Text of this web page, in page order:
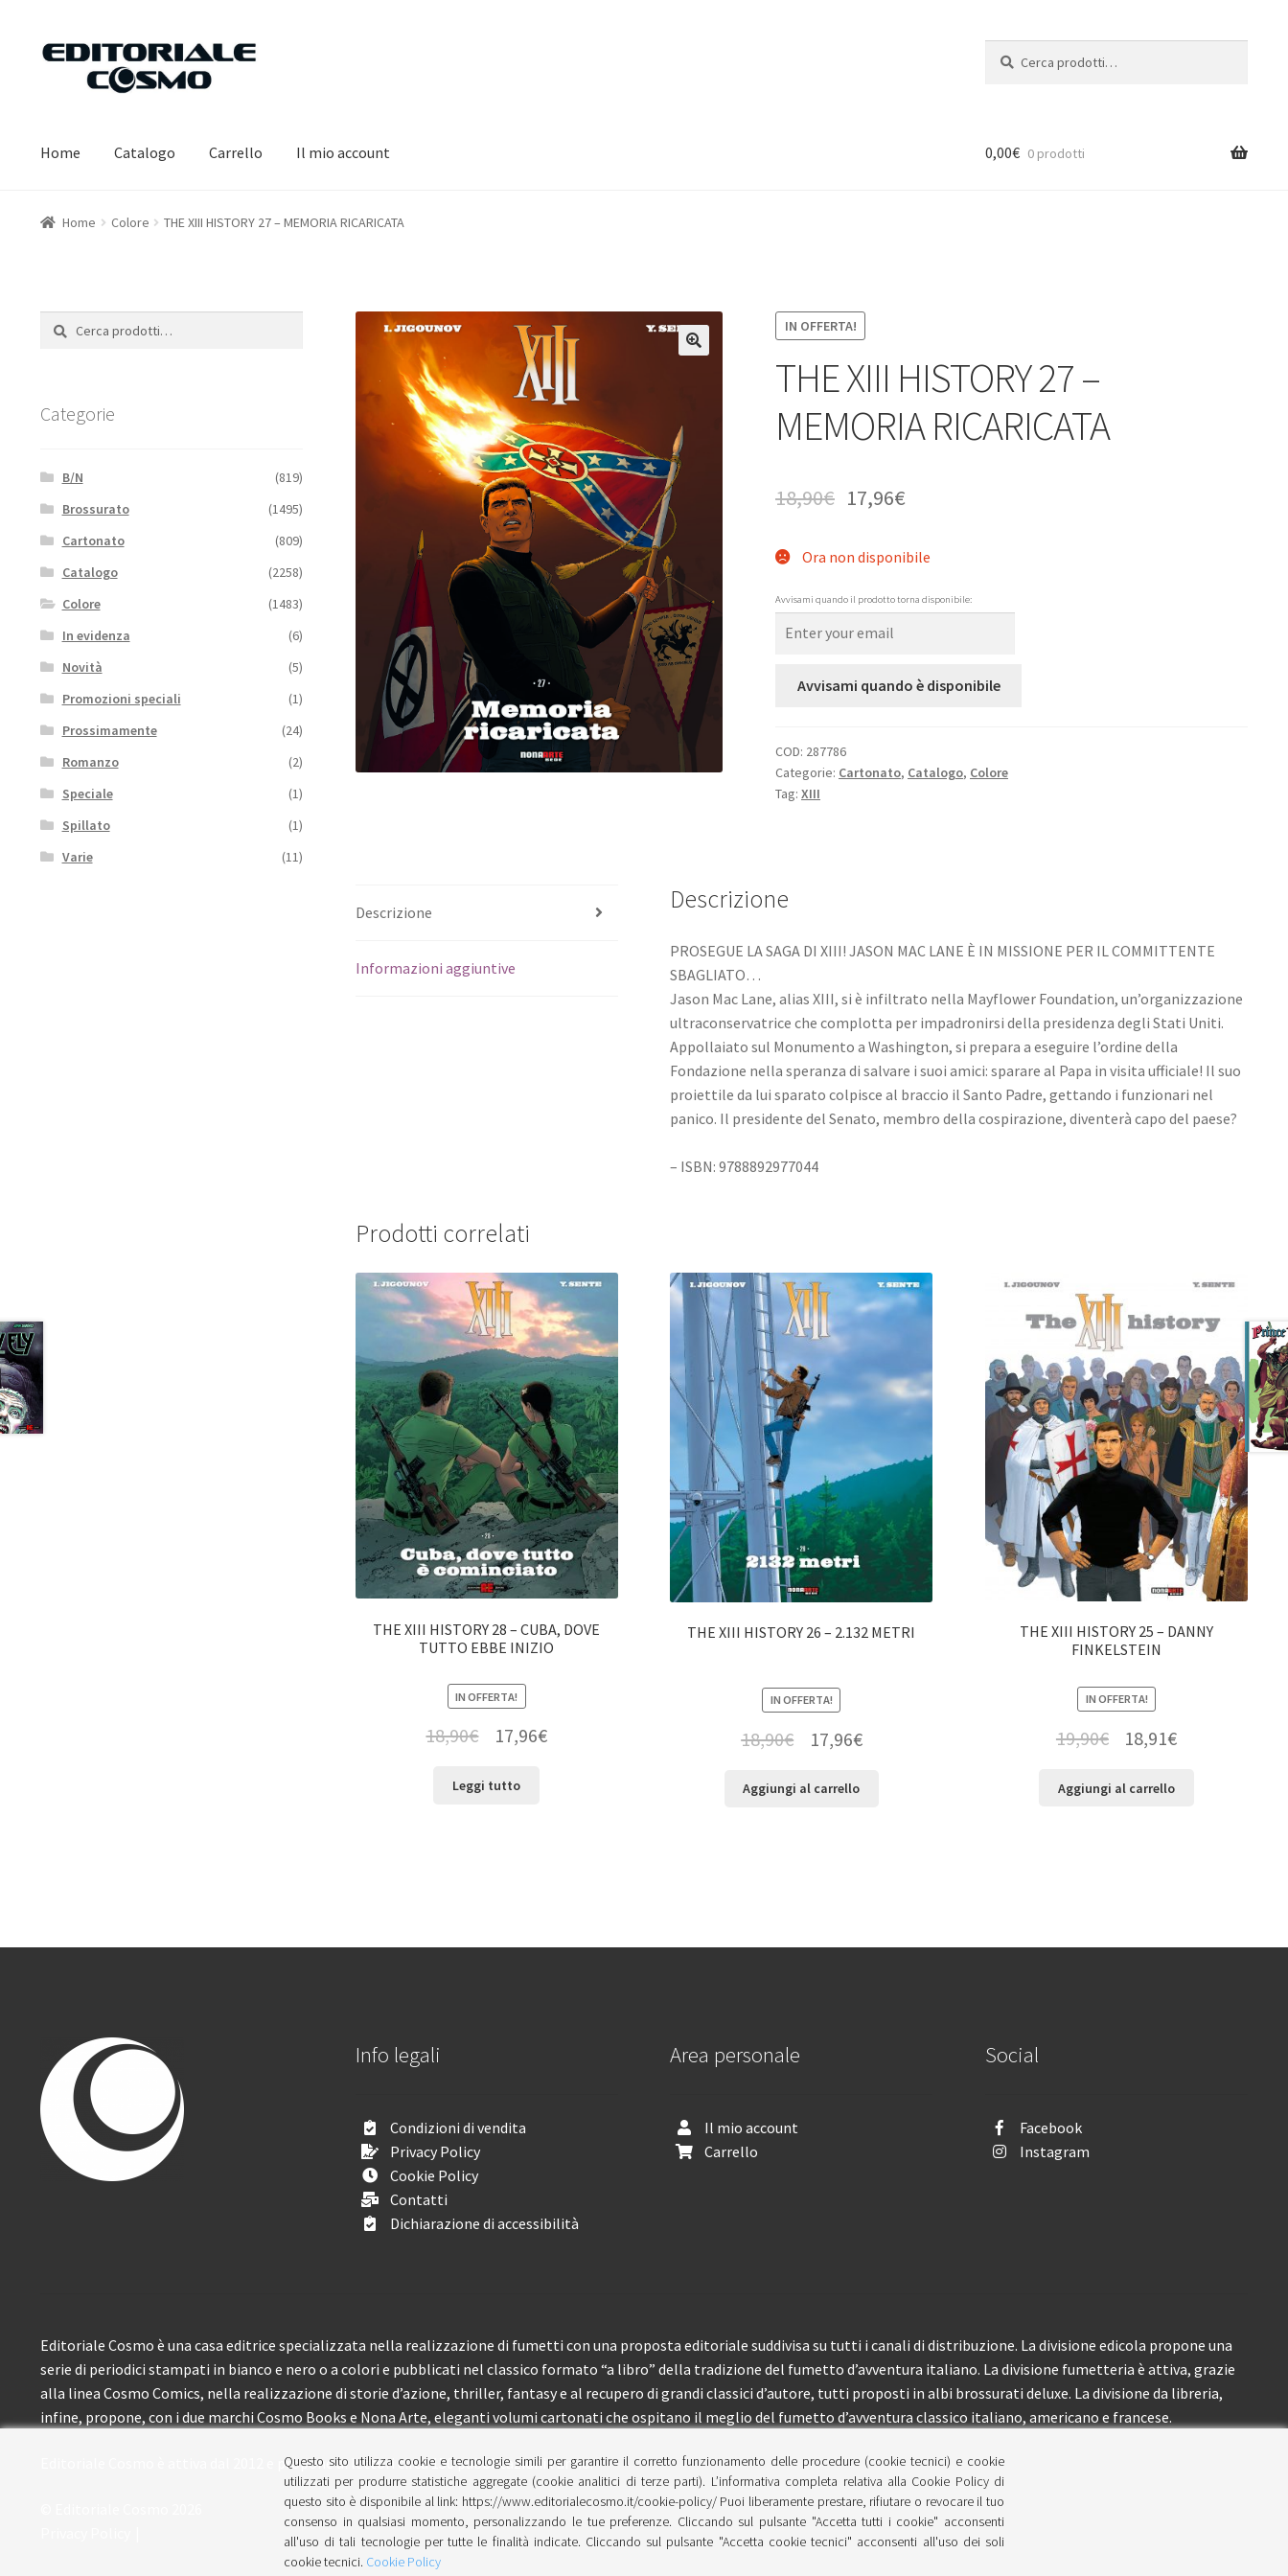
Vai
navigazione
Vai
Home Catalogo Carrello Il mio account 0,00€ 0 prodotti
Home Colore THE XIII HISTORY 27 – MEMORIA RICARICATA
IN OFFERTA!
THE XIII HISTORY 27 –
MEMORIA RICARICATA
18,90€ 17,96€
Ora non disponibile
Avvisami quando il prodotto torna disponibile:
Avvisami quando è disponibile
COD: 287786
Categorie: Cartonato, Catalogo, Colore
Tag: XIII
Descrizione
Informazioni aggiuntive
Descrizione
PROSEGUE LA SAGA DI XIII! JASON MAC LANE È IN MISSIONE PER IL COMMITTENTE
SBAGLIATO…
Jason Mac Lane, alias XIII, si è infiltrato nella Mayflower Foundation, un’organizzazione
ultraconservatrice che complotta per impadronirsi della presidenza degli Stati Uniti.
Appollaiato sul Monumento a Washington, si prepara a eseguire l’ordine della
Fondazione nella speranza di salvare i suoi amici: sparare al Papa in visita ufficiale! Il suo
proiettile da lui sparato colpisce al braccio il Santo Padre, gettando i funzionari nel
panico. Il presidente del Senato, membro della cospirazione, diventerà capo del paese?
– ISBN: 9788892977044
Prodotti correlati
THE XIII HISTORY 28 – CUBA, DOVE
TUTTO EBBE INIZIO
IN OFFERTA!
18,90€ 17,96€
Leggi tutto
THE XIII HISTORY 26 – 2.132 METRI
IN OFFERTA!
18,90€ 17,96€
Aggiungi al carrello
THE XIII HISTORY 25 – DANNY
FINKELSTEIN
IN OFFERTA!
19,90€ 18,91€
Aggiungi al carrello
Cerca:
Cerca
Categorie
B/N
(819)
Brossurato
(1495)
Cartonato
(809)
Catalogo
(2258)
Colore
(1483)
In evidenza
(6)
Novità
(5)
Promozioni speciali
(1)
Prossimamente
(24)
Romanzo
(2)
Speciale
(1)
Spillato
(1)
Varie
(11)
Info legali
Condizioni di vendita
Privacy Policy
Cookie Policy
Contatti
Dichiarazione di accessibilità
Area personale
Il mio account
Carrello
Social
Facebook
Instagram
Editoriale Cosmo è una casa editrice specializzata nella realizzazione di fumetti con una proposta editoriale suddivisa su tutti i canali di distribuzione. La divisione edicola propone una
serie di periodici stampati in bianco e nero o a colori e pubblicati nel classico formato “a libro” della tradizione del fumetto d’avventura italiano. La divisione fumetteria è attiva, grazie
alla linea Cosmo Comics, nella realizzazione di storie d’azione, thriller, fantasy e al recupero di grandi classici d’autore, tutti proposti in albi brossurati deluxe. La divisione da libreria,
infine, propone, con i due marchi Cosmo Books e Nona Arte, eleganti volumi cartonati che ospitano il meglio del fumetto d’avventura classico italiano, americano e francese.
Editoriale Cosmo è attiva dal 2012 e propone ai lettori circa 150 pubblicazioni l’anno.
Questo sito utilizza cookie e tecnologie simili per garantire il corretto funzionamento delle procedure (cookie tecnici) e cookie
utilizzati per produrre statistiche aggregate (cookie analitici di terze parti). L’informativa completa relativa alla Cookie Policy di
questo sito è disponibile al link: https://www.editorialecosmo.it/cookie-policy/ Puoi liberamente prestare, rifiutare o revocare il tuo
consenso in qualsiasi momento, personalizzando le tue preferenze. Cliccando sul pulsante "Accetta tutti i cookie" acconsenti
all'uso di tali tecnologie per tutte le finalità indicate. Cliccando sul pulsante "Accetta cookie tecnici" acconsenti all'uso dei soli
cookie tecnici. Cookie Policy